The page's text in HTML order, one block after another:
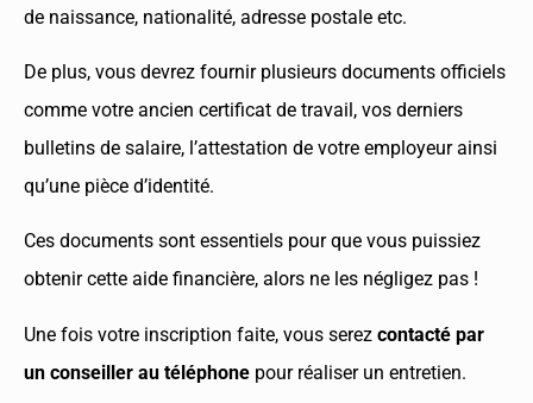
de naissance, nationalité, adresse postale etc.
De plus, vous devrez fournir plusieurs documents officiels
comme votre ancien certificat de travail, vos derniers
bulletins de salaire, l’attestation de votre employeur ainsi
qu’une pièce d’identité.
Ces documents sont essentiels pour que vous puissiez
obtenir cette aide financière, alors ne les négligez pas !
Une fois votre inscription faite, vous serez contacté par
un conseiller au téléphone pour réaliser un entretien.